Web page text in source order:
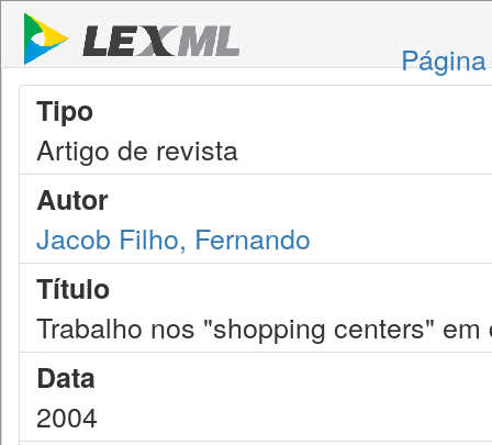
Tipo
Artigo de revista
Autor
Jacob Filho, Fernando
Título
Trabalho nos "shopping centers"
Data
2004